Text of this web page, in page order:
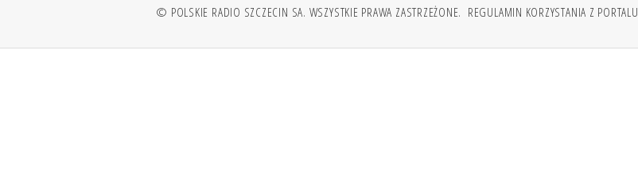
© POLSKIE RADIO SZCZECIN SA. WSZYSTKIE PRAWA ZASTRZEŻONE. REGULAMIN KORZYSTANIA Z PORTALU